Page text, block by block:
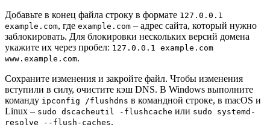
Добавьте в конец файла строку в формате 127.0.0.1
example.com, где example.com – адрес сайта, который нужно
заблокировать. Для блокировки нескольких версий домена
укажите их через пробел: 127.0.0.1 example.com
www.example.com.
Сохраните изменения и закройте файл. Чтобы изменения
вступили в силу, очистите кэш DNS. В Windows выполните
команду ipconfig /flushdns в командной строке, в macOS и
Linux – sudo dscacheutil -flushcache или sudo systemd-
resolve --flush-caches.